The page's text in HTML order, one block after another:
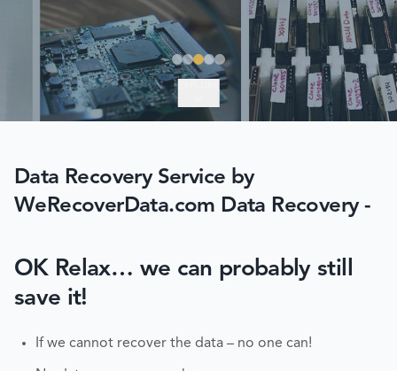
Data Recovery Service by
WeRecoverData.com Data Recovery -
OK Relax… we can probably still
save it!
If we cannot recover the data – no one can!